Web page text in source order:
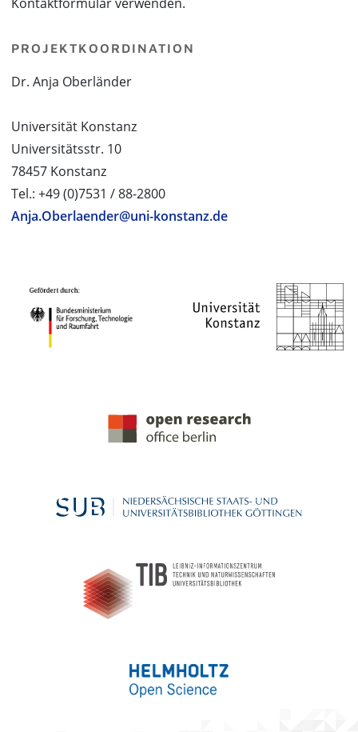
PROJEKTKOORDINATION
Dr. Anja Oberländer
Universität Konstanz
Universitätsstr. 10
78457 Konstanz
Tel.: +49 (0)7531 / 88-2800
Anja.Oberlaender@uni-konstanz.de